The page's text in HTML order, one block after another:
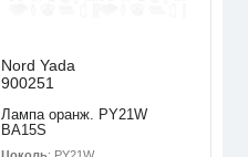
Nord Yada
900251
Лампа оранж. PY21W
BA15S